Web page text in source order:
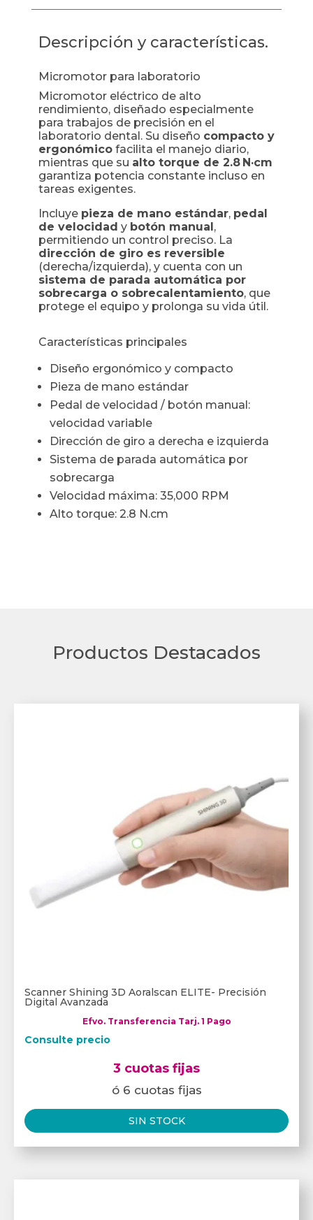
Descripción y características.
Micromotor para laboratorio
Micromotor eléctrico de alto
rendimiento, diseñado especialmente
para trabajos de precisión en el
laboratorio dental. Su diseño compacto y
ergonómicofacilita el manejo diario,
mientras que su alto torque de 2.8 N·cm
garantiza potencia constante incluso en
tareas exigentes.
Incluye pieza de mano estándar, pedal
de velocidad y botón manual,
permitiendo un control preciso. La
dirección de giro es reversible
(derecha/izquierda), y cuenta con un
sistema de parada automática por
sobrecarga o sobrecalentamiento, que
protege el equipo y prolonga su vida útil.
Características principales
Diseño ergonómico y compacto
Pieza de mano estándar
Pedal de velocidad / botón manual:
velocidad variable
Dirección de giro a derecha e izquierda
Sistema de parada automática por
sobrecarga
Velocidad máxima: 35,000 RPM
Alto torque: 2.8 N.cm
Productos Destacados
Scanner Shining 3D Aoralscan ELITE- Precisión
Digital Avanzada
Efvo. Transferencia Tarj. 1 Pago
Consulte precio
3 cuotas fijas
ó 6 cuotas fijas
SIN STOCK